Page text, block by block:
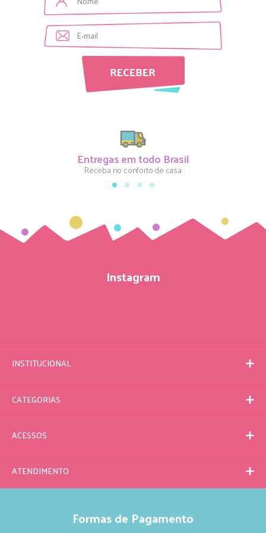
Entregas em todo Brasil
Receba no conforto de casa
Instagram
INSTITUCIONAL
CATEGORIAS
ACESSOS
ATENDIMENTO
Formas de Pagamento